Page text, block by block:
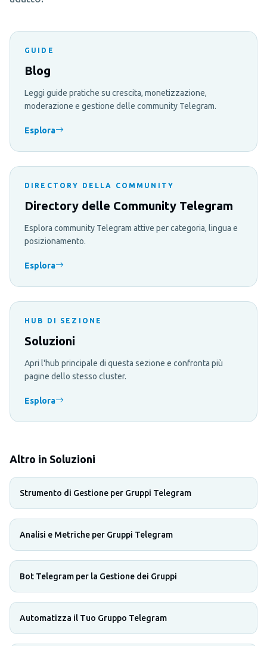
GUIDE
Blog
Leggi guide pratiche su crescita, monetizzazione,
moderazione e gestione delle community Telegram.
Esplora
DIRECTORY DELLA COMMUNITY
Directory delle Community Telegram
Esplora community Telegram attive per categoria, lingua e
posizionamento.
Esplora
HUB DI SEZIONE
Soluzioni
Apri l'hub principale di questa sezione e confronta più
pagine dello stesso cluster.
Esplora
Altro in Soluzioni
Strumento di Gestione per Gruppi Telegram
Analisi e Metriche per Gruppi Telegram
Bot Telegram per la Gestione dei Gruppi
Automatizza il Tuo Gruppo Telegram